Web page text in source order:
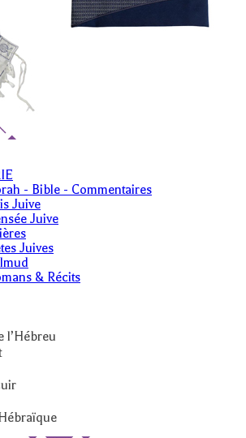
- Bible - Commentaires
Juive
Juive
Juives
& Récits
l’Hébreu